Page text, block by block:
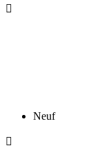

Neuf
